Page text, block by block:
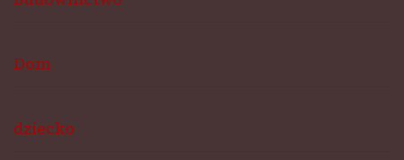
Dom
dziecko